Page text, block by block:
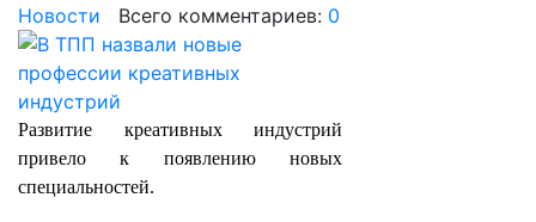
Новости Всего комментариев: 0
Развитие креативных индустрий
привело к появлению новых
специальностей.